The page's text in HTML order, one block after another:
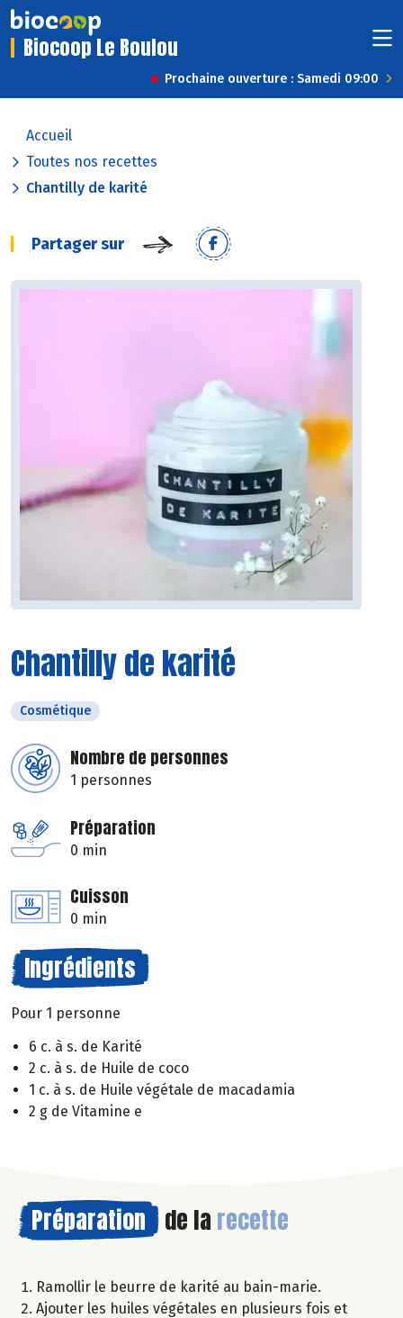
Biocoop Le Boulou
Prochaine ouverture : Samedi 09:00
Accueil
Toutes nos recettes
Chantilly de karité
Partager sur
Chantilly de karité
Cosmétique
Nombre de personnes
1 personnes
Préparation
0 min
Cuisson
0 min
Ingrédients
Pour 1 personne
6 c. à s. de Karité
2 c. à s. de Huile de coco
1 c. à s. de Huile végétale de macadamia
2 g de Vitamine e
Préparation de la recette
Ramollir le beurre de karité au bain-marie.
Ajouter les huiles végétales en plusieurs fois et